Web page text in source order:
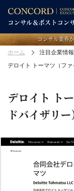
コンサル業界
ホーム 注目企業情報
デロイト トーマツ（ファ
デロイト ト
ドバイザリー